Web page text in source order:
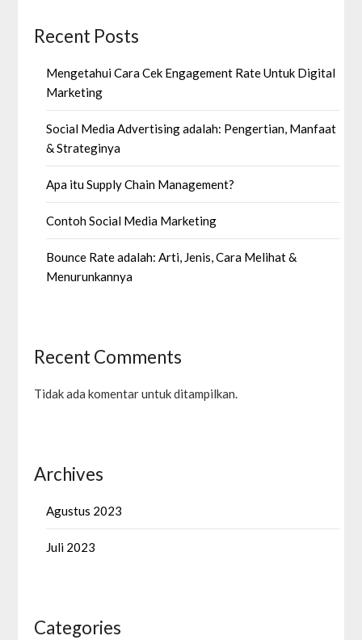
Recent Posts
Mengetahui Cara Cek Engagement Rate Untuk Digital
Marketing
Social Media Advertising adalah: Pengertian, Manfaat
& Strateginya
Apa itu Supply Chain Management?
Contoh Social Media Marketing
Bounce Rate adalah: Arti, Jenis, Cara Melihat &
Menurunkannya
Recent Comments
Tidak ada komentar untuk ditampilkan.
Archives
Agustus 2023
Juli 2023
Categories